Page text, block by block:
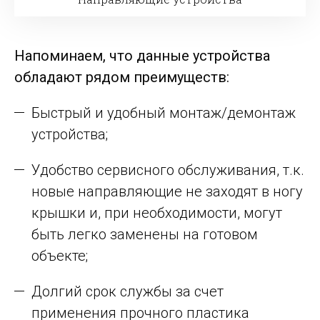
Напоминаем, что данные устройства
обладают рядом преимуществ:
Быстрый и удобный монтаж/демонтаж
устройства;
Удобство сервисного обслуживания, т.к.
новые направляющие не заходят в ногу
крышки и, при необходимости, могут
быть легко заменены на готовом
объекте;
Долгий срок службы за счет
применения прочного пластика